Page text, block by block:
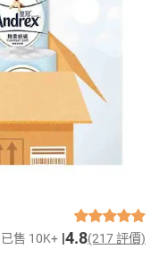
已售 10K+ 4.8(217 評價)